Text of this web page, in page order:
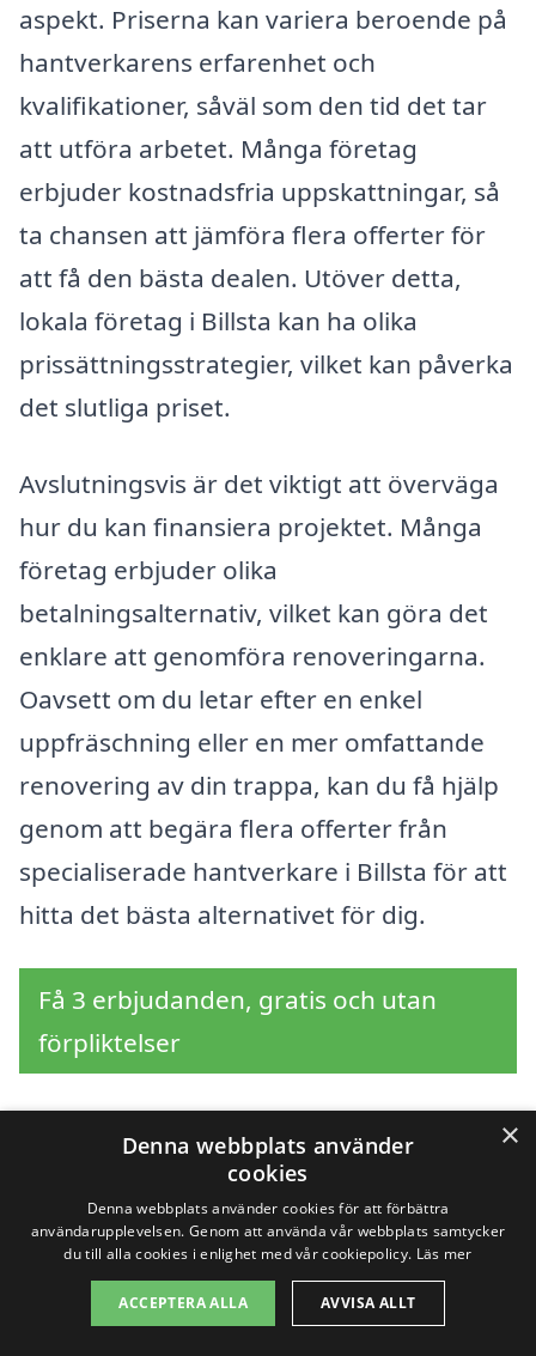
aspekt. Priserna kan variera beroende på
hantverkarens erfarenhet och
kvalifikationer, såväl som den tid det tar
att utföra arbetet. Många företag
erbjuder kostnadsfria uppskattningar, så
ta chansen att jämföra flera offerter för
att få den bästa dealen. Utöver detta,
lokala företag i Billsta kan ha olika
prissättningsstrategier, vilket kan påverka
det slutliga priset.
Avslutningsvis är det viktigt att överväga
hur du kan finansiera projektet. Många
företag erbjuder olika
betalningsalternativ, vilket kan göra det
enklare att genomföra renoveringarna.
Oavsett om du letar efter en enkel
uppfräschning eller en mer omfattande
renovering av din trappa, kan du få hjälp
genom att begära flera offerter från
specialiserade hantverkare i Billsta för att
hitta det bästa alternativet för dig.
Få 3 erbjudanden, gratis och utan
förpliktelser
Sök efter en
professionell för
renovera trappa i andra
städer nära Billsta
×
Denna webbplats använder
cookies
Denna webbplats använder cookies för att förbättra
användarupplevelsen. Genom att använda vår webbplats samtycker
du till alla cookies i enlighet med vår cookiepolicy. Läs mer
ACCEPTERA ALLA AVVISA ALLT